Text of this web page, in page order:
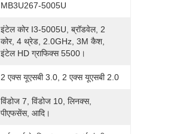
MB3U267-5005U
इंटेल कोर I3-5005U, ब्रॉडवेल, 2
कोर, 4 थ्रेड, 2.0GHz, 3M कैश,
इंटेल HD ग्राफिक्स 5500।
2 एक्स यूएसबी 3.0, 2 एक्स यूएसबी 2.0
विंडोज 7, विंडोज 10, लिनक्स,
पीएफसेंस, आदि।